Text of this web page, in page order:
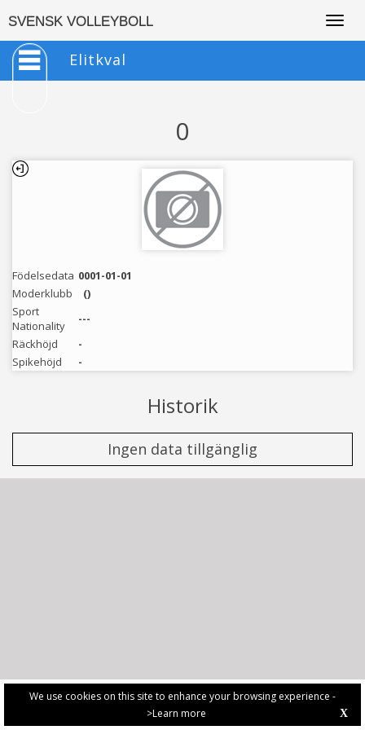
We use cookies on this site to enhance your browsing experience -
>Learn more
X
SVENSK VOLLEYBOLL
Elitkval
0
Födelsedata 0001-01-01
Moderklubb
()
Sport
Nationality
---
Räckhöjd
-
Spikehöjd
-
Historik
Ingen data tillgänglig